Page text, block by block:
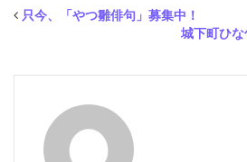
只今、「やつ雛俳句」募集中！
城下町ひ